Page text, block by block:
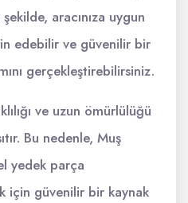
aracınıza uygun
edebilir ve güvenilir bir
gerçekleştirebilirsiniz.
ve uzun ömürlülüğü
Bu nedenle, Muş
yedek parça
için güvenilir bir kaynak